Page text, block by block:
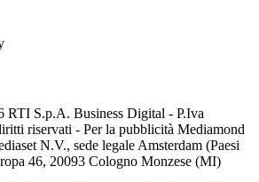
RTI S.p.A. Business Digital - P.Iva
riservati - Per la pubblicità Mediamond
N.V., sede legale Amsterdam (Paesi
46, 20093 Cologno Monzese (MI)